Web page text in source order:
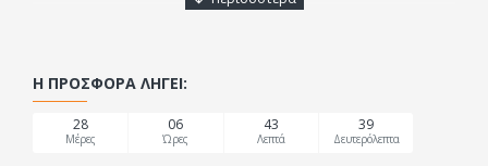
Η ΠΡΟΣΦΟΡΆ ΛΉΓΕΙ:
28
Μέρες
06
Ώρες
43
Λεπτά
38
Δευτερόλεπτα